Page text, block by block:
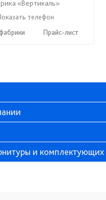
«Вертикаль»
059-88 ☎+7 (927) 38-003-77
телефон
Прайс-лист
и комплектующих